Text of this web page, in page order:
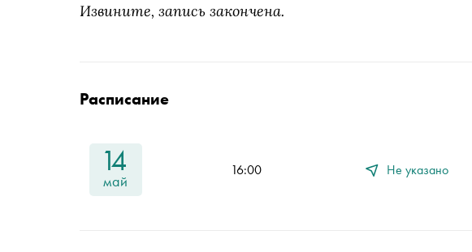
Извините, запись закончена.
Расписание
14
май
16:00 Не указано